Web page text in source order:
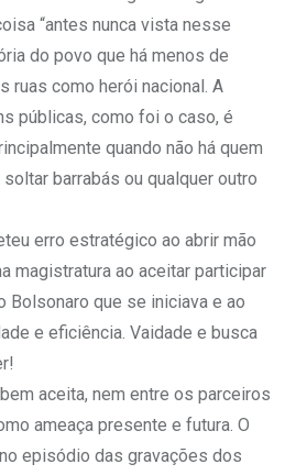
“antes nunca vista nesse
do povo que há menos de
ruas como herói nacional. A
públicas, como foi o caso, é
quando não há quem
barrabás ou qualquer outro
erro estratégico ao abrir mão
magistratura ao aceitar participar
Bolsonaro que se iniciava e ao
e eficiência. Vaidade e busca
aceita, nem entre os parceiros
ameaça presente e futura. O
episódio das gravações dos